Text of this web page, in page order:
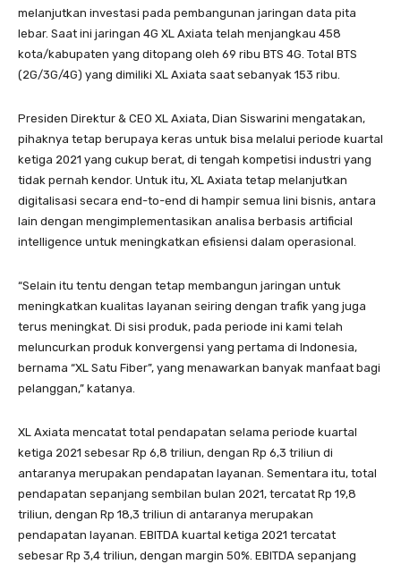
melanjutkan investasi pada pembangunan jaringan data pita
lebar. Saat ini jaringan 4G XL Axiata telah menjangkau 458
kota/kabupaten yang ditopang oleh 69 ribu BTS 4G. Total BTS
(2G/3G/4G) yang dimiliki XL Axiata saat sebanyak 153 ribu.
Presiden Direktur & CEO XL Axiata, Dian Siswarini mengatakan,
pihaknya tetap berupaya keras untuk bisa melalui periode kuartal
ketiga 2021 yang cukup berat, di tengah kompetisi industri yang
tidak pernah kendor. Untuk itu, XL Axiata tetap melanjutkan
digitalisasi secara end-to-end di hampir semua lini bisnis, antara
lain dengan mengimplementasikan analisa berbasis artificial
intelligence untuk meningkatkan efisiensi dalam operasional.
“Selain itu tentu dengan tetap membangun jaringan untuk
meningkatkan kualitas layanan seiring dengan trafik yang juga
terus meningkat. Di sisi produk, pada periode ini kami telah
meluncurkan produk konvergensi yang pertama di Indonesia,
bernama “XL Satu Fiber”, yang menawarkan banyak manfaat bagi
pelanggan,” katanya.
XL Axiata mencatat total pendapatan selama periode kuartal
ketiga 2021 sebesar Rp 6,8 triliun, dengan Rp 6,3 triliun di
antaranya merupakan pendapatan layanan. Sementara itu, total
pendapatan sepanjang sembilan bulan 2021, tercatat Rp 19,8
triliun, dengan Rp 18,3 triliun di antaranya merupakan
pendapatan layanan. EBITDA kuartal ketiga 2021 tercatat
sebesar Rp 3,4 triliun, dengan margin 50%. EBITDA sepanjang